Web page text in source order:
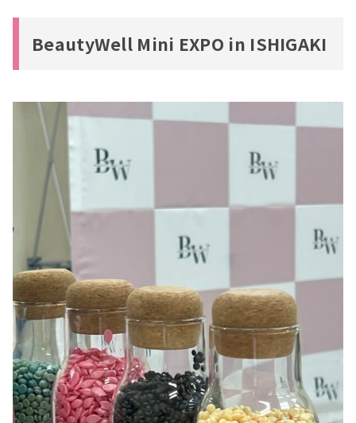
BeautyWell Mini EXPO in ISHIGAKI